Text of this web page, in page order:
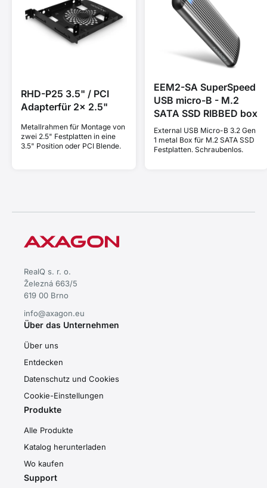
RHD-P25 3.5" / PCI
Adapterfür 2x 2.5"
Metallrahmen für Montage von
zwei 2.5" Festplatten in eine
3.5" Position oder PCI Blende.
EEM2-SA SuperSpeed
USB micro-B - M.2
SATA SSD RIBBED box
External USB Micro-B 3.2 Gen
1 metal Box für M.2 SATA SSD
Festplatten. Schraubenlos.
RealQ s. r. o.
Železná 663/5
619 00 Brno
info@axagon.eu
Über das Unternehmen
Über uns
Entdecken
Datenschutz und Cookies
Cookie-Einstellungen
Produkte
Alle Produkte
Katalog herunterladen
Wo kaufen
Support